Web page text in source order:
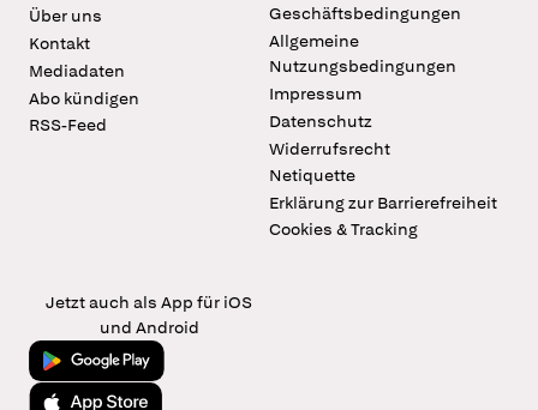
Über uns
Kontakt
Mediadaten
Abo kündigen
RSS-Feed
Geschäftsbedingungen
Allgemeine
Nutzungsbedingungen
Impressum
Datenschutz
Widerrufsrecht
Netiquette
Erklärung zur Barrierefreiheit
Cookies & Tracking
Jetzt auch als App für iOS
und Android
Jetzt bei Google Play
Laden im App Store